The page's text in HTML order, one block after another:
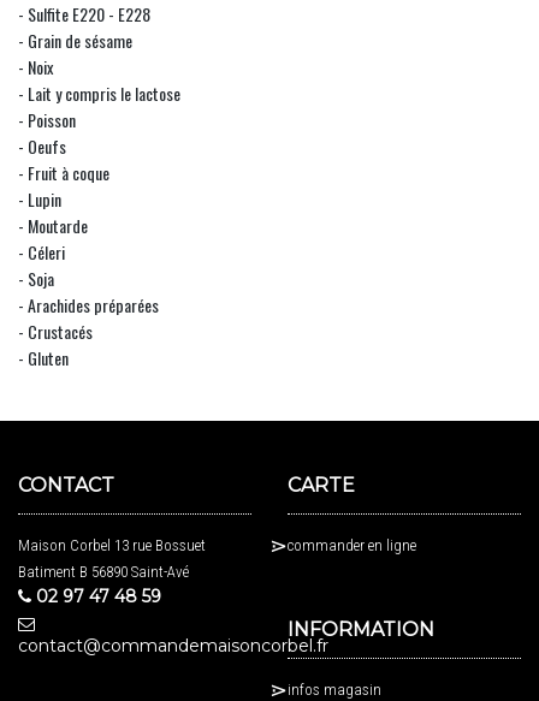
- Sulfite E220 - E228
- Grain de sésame
- Noix
- Lait y compris le lactose
- Poisson
- Oeufs
- Fruit à coque
- Lupin
- Moutarde
- Céleri
- Soja
- Arachides préparées
- Crustacés
- Gluten
CONTACT
Maison Corbel 13 rue Bossuet
Batiment B 56890 Saint-Avé
02 97 47 48 59
contact@commandemaisoncorbel.fr
CARTE
commander en ligne
INFORMATION
infos magasin